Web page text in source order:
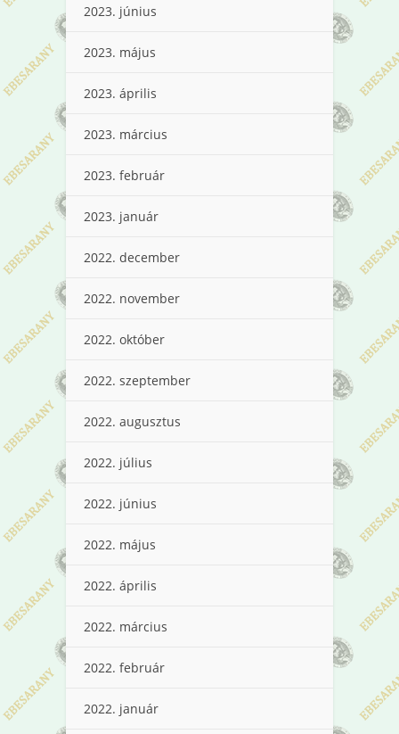
2023. június
2023. május
2023. április
2023. március
2023. február
2023. január
2022. december
2022. november
2022. október
2022. szeptember
2022. augusztus
2022. július
2022. június
2022. május
2022. április
2022. március
2022. február
2022. január